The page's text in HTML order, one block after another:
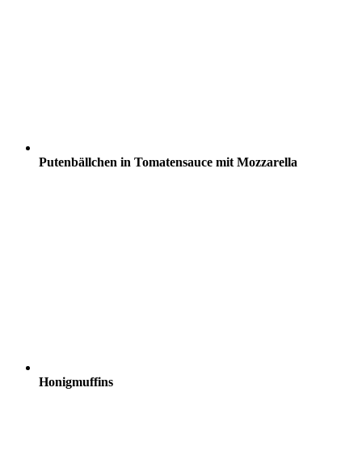
Putenbällchen in Tomatensauce mit Mozzarella
Honigmuffins